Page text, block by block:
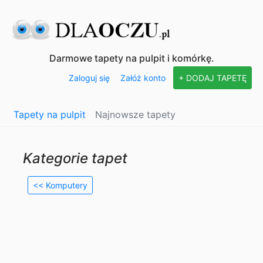
Darmowe tapety na pulpit i komórkę.
Zaloguj się Załóż konto + DODAJ TAPETĘ
Tapety na pulpit Najnowsze tapety
Kategorie tapet
<< Komputery